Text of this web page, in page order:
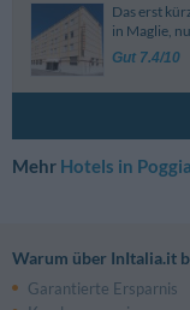
Das erst
in Maglie,
Gut 7.4/10
Mehr Hotels in
Warum über InItalia.it
Garantierte Ersparnis